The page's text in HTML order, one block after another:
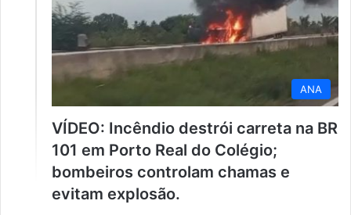
ANA
VÍDEO: Incêndio destrói carreta na BR
101 em Porto Real do Colégio;
bombeiros controlam chamas e
evitam explosão.